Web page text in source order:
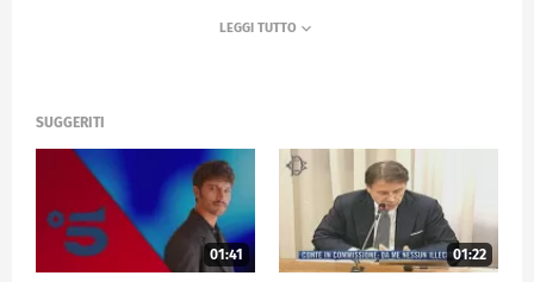
nere, Istat: salari reali in aumento, Natisone, il Pm:
MEDIASET
SUGGERITI
01:41 01:22